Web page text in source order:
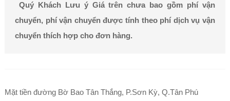
Quý Khách Lưu ý Giá trên chưa bao gồm phí vận
chuyển, phí vận chuyển được tính theo phí dịch vụ vận
chuyển thích hợp cho đơn hàng.
Mặt tiền đường Bờ Bao Tân Thắng, P.Sơn Kỳ, Q.Tân Phú